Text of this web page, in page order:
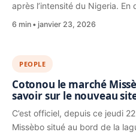
après l’intensité du Nigeria.
6 min janvier 23, 2026
PEOPLE
Cotonou le marché
savoir sur le nouveau
C’est officiel, depuis ce jeudi
Missèbo situé au bord de la